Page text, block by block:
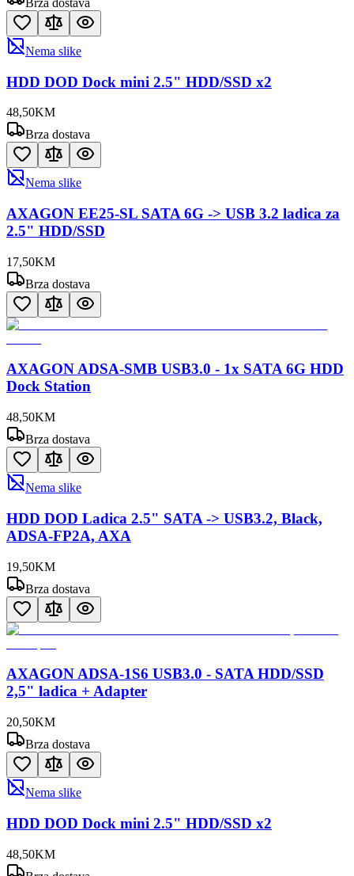
Nema slike
HDD DOD Dock mini 2.5" HDD/SSD x2
48,50KM
Brza dostava
Nema slike
AXAGON EE25-SL SATA 6G -> USB 3.2 ladica za
2.5" HDD/SSD
17,50KM
Brza dostava
AXAGON ADSA-SMB USB3.0 - 1x SATA 6G HDD
Dock Station
48,50KM
Brza dostava
Nema slike
HDD DOD Ladica 2.5" SATA -> USB3.2, Black,
ADSA-FP2A, AXA
19,50KM
Brza dostava
AXAGON ADSA-1S6 USB3.0 - SATA HDD/SSD
2,5" ladica + Adapter
20,50KM
Brza dostava
Nema slike
HDD DOD Dock mini 2.5" HDD/SSD x2
48,50KM